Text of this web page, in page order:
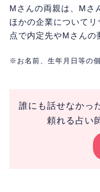
Mさんの両親は、Mさ
ほかの企業について
点で内定先やMさんの
※お名前、生年月日等の
誰にも話せなかっ
頼れる占い